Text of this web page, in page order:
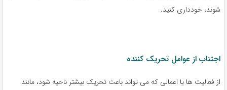
شوند، خودداری کنید.
اجتناب از عوامل تحریک کننده
از فعالیت ها یا اعمالی که می تواند باعث تحریک بیشتر ناحیه شود، مانند